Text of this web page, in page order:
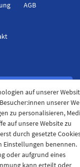
AGB
auf unserer
unserer
zu personalisieren,
auf unsere Website zu
durch gesetzte
Einstellungen benennen.
oder aufgrund eines
kann erteilt oder